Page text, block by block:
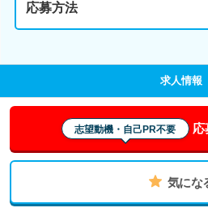
応募方法
求人情報
志望動機・自己PR不要 応
気にな